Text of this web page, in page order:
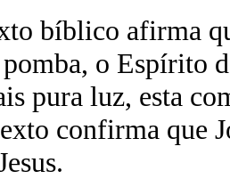
bíblico afirma
o Espírito
pura luz, esta
confirma que